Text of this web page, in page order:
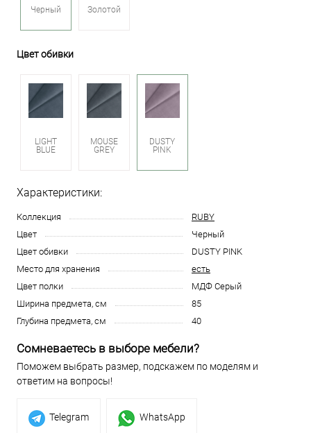
Черный Золотой
Цвет обивки
LIGHT
BLUE
MOUSE
GREY
DUSTY
PINK
Характеристики:
Коллекция
RUBY
Цвет
Черный
Цвет обивки
DUSTY PINK
Место для хранения
есть
Цвет полки
МДФ Серый
Ширина предмета, см
85
Глубина предмета, см
40
Сомневаетесь в выборе мебели?
Поможем выбрать размер, подскажем по моделям и
ответим на вопросы!
Telegram WhatsApp